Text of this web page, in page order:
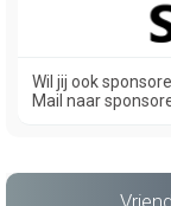
Wil jij ook
Mail naar